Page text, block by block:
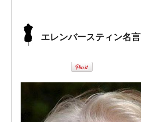
エレンバースティン名言